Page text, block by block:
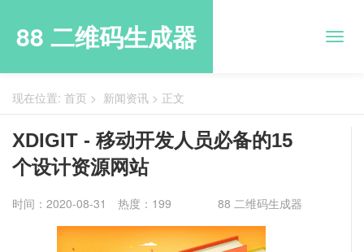
88 二维码生成器
现在位置: 首页 > 新闻资讯 > 正文
XDIGIT - 移动开发人员必备的15
个设计资源网站
时间：2020-08-31 88 二维码生成器
热度：199